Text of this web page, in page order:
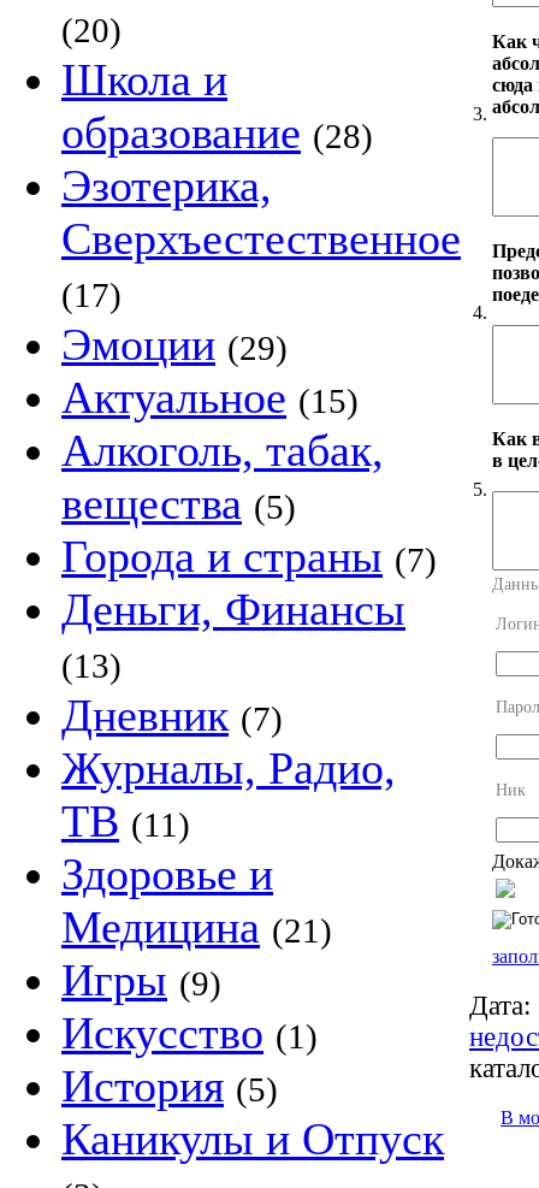
(20)
Школа и
образование (28)
Эзотерика,
Сверхъестественное
(17)
Эмоции (29)
Актуальное (15)
Алкоголь, табак,
вещества (5)
Города и страны (7)
Деньги, Финансы
(13)
Дневник (7)
Журналы, Радио,
ТВ (11)
Здоровье и
Медицина (21)
Игры (9)
Искусство (1)
История (5)
Каникулы и Отпуск
3.
Как
сюда
4.
5.
Как
в
Ник
Дата:
В